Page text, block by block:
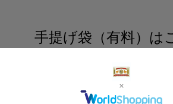
手提げ袋（有料）は
S・M・Lの3つサイズをご用意して